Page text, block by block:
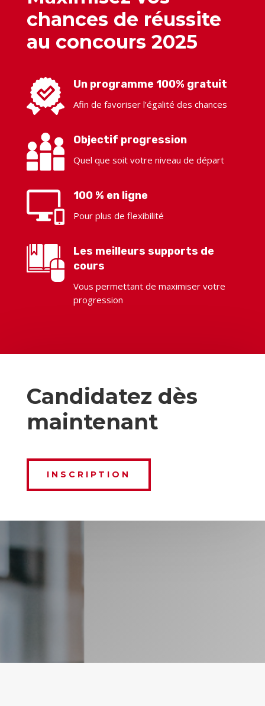
chances de réussite
au concours 2025
Un programme 100% gratuit
Afin de favoriser l’égalité des chances
Objectif progression
Quel que soit votre niveau de départ
100 % en ligne
Pour plus de flexibilité
Les meilleurs supports de
cours
Vous permettant de maximiser votre
progression
Candidatez dès
maintenant
INSCRIPTION